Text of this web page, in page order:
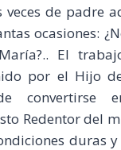
de padre
ocasiones:
El
por el Hijo
convertirse
Redentor del
duras